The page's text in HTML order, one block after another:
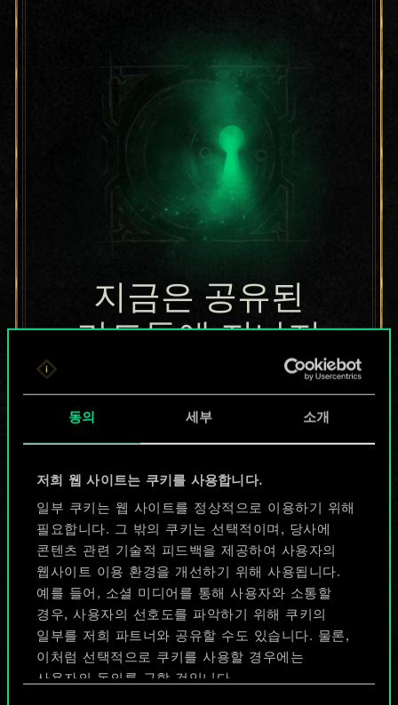
동의 세부 소개
저희 웹 사이트는 쿠키를 사용합니다.
일부 쿠키는 웹 사이트를 정상적으로 이용하기 위해
필요합니다. 그 밖의 쿠키는 선택적이며, 당사에
콘텐츠 관련 기술적 피드백을 제공하여 사용자의
웹사이트 이용 환경을 개선하기 위해 사용됩니다.
예를 들어, 소셜 미디어를 통해 사용자와 소통할
경우, 사용자의 선호도를 파악하기 위해 쿠키의
일부를 저희 파트너와 공유할 수도 있습니다. 물론,
이처럼 선택적으로 쿠키를 사용할 경우에는
사용자의 동의를 구할 것입니다.
지금은 공유된
카드들에 지나지
무궁무진한
가능성을 가지고
있습니다!
덱 이름 짓기 & 가이드 작성하기
덱 편집
또는